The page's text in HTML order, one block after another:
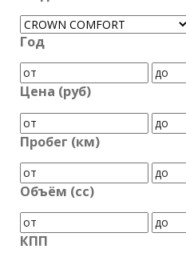
Год
Цена (руб)
Пробег (км)
Объём (cc)
КПП